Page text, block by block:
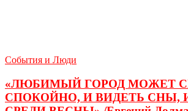
События и Люди
«ЛЮБИМЫЙ ГОРОД МОЖЕТ
СПОКОЙНО, И ВИДЕТЬ СНЫ,